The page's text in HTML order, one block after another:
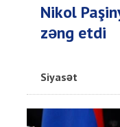
Nikol
zəng etdi
Siyasət